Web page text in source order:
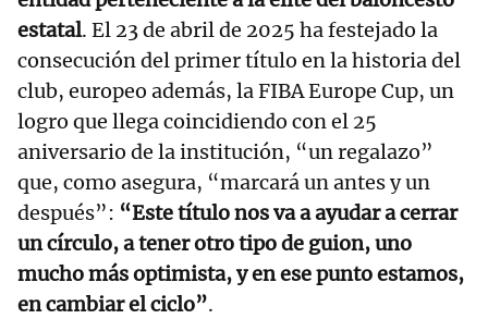
estatal. El 23 de abril de 2025 ha festejado la
consecución del primer título en la historia del
club, europeo además, la FIBA Europe Cup, un
logro que llega coincidiendo con el 25
aniversario de la institución, “un regalazo”
que, como asegura, “marcará un antes y un
después”: “Este título nos va a ayudar a cerrar
un círculo, a tener otro tipo de guion, uno
mucho más optimista, y en ese punto estamos,
en cambiar el ciclo”.